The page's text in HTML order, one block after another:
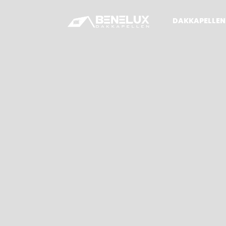
DAKKAPELLEN